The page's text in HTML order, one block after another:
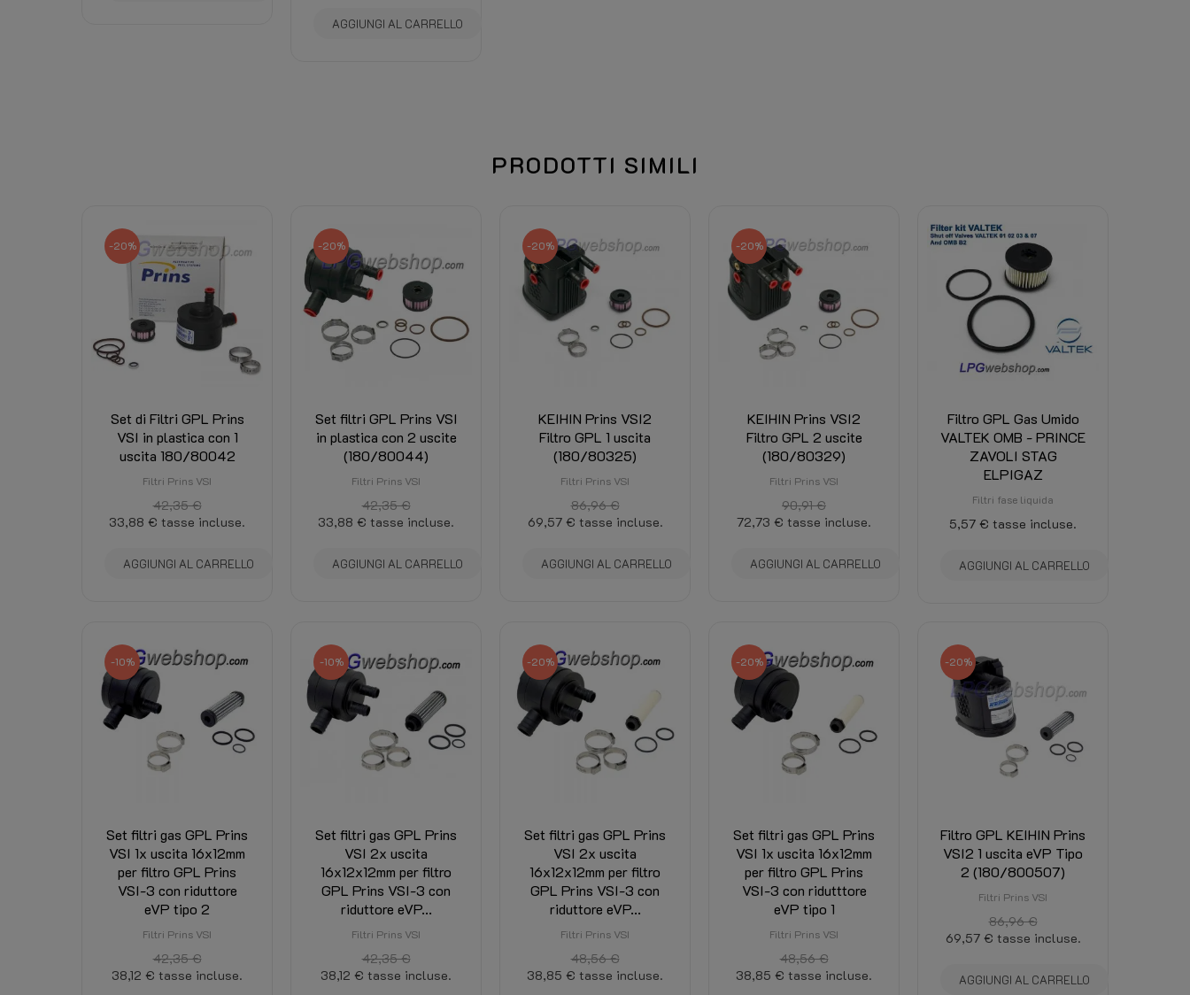
AGGIUNGI AL CARRELLO
PRODOTTI SIMILI
-20%
Set di Filtri GPL Prins
VSI in plastica con 1
uscita 180/80042
Filtri Prins VSI
42,35 €
33,88 € tasse incluse.
AGGIUNGI AL CARRELLO
-20%
Set filtri GPL Prins VSI
in plastica con 2 uscite
(180/80044)
Filtri Prins VSI
42,35 €
33,88 € tasse incluse.
AGGIUNGI AL CARRELLO
-20%
KEIHIN Prins VSI2
Filtro GPL 1 uscita
(180/80325)
Filtri Prins VSI
86,96 €
69,57 € tasse incluse.
AGGIUNGI AL CARRELLO
-20%
KEIHIN Prins VSI2
Filtro GPL 2 uscite
(180/80329)
Filtri Prins VSI
90,91 €
72,73 € tasse incluse.
AGGIUNGI AL CARRELLO
Filtro GPL Gas Umido
VALTEK OMB - PRINCE
ZAVOLI STAG
ELPIGAZ
Filtri fase liquida
5,57 € tasse incluse.
AGGIUNGI AL CARRELLO
-10%
Set filtri gas GPL Prins
VSI 1x uscita 16x12mm
per filtro GPL Prins
VSI-3 con riduttore
eVP tipo 2
Filtri Prins VSI
42,35 €
38,12 € tasse incluse.
-10%
Set filtri gas GPL Prins
VSI 2x uscita
16x12x12mm per filtro
GPL Prins VSI-3 con
riduttore eVP...
Filtri Prins VSI
42,35 €
38,12 € tasse incluse.
-20%
Set filtri gas GPL Prins
VSI 2x uscita
16x12x12mm per filtro
GPL Prins VSI-3 con
riduttore eVP...
Filtri Prins VSI
48,56 €
38,85 € tasse incluse.
-20%
Set filtri gas GPL Prins
VSI 1x uscita 16x12mm
per filtro GPL Prins
VSI-3 con ridutttore
eVP tipo 1
Filtri Prins VSI
48,56 €
38,85 € tasse incluse.
-20%
Filtro GPL KEIHIN Prins
VSI2 1 uscita eVP Tipo
2 (180/800507)
Filtri Prins VSI
86,96 €
69,57 € tasse incluse.
AGGIUNGI AL CARRELLO